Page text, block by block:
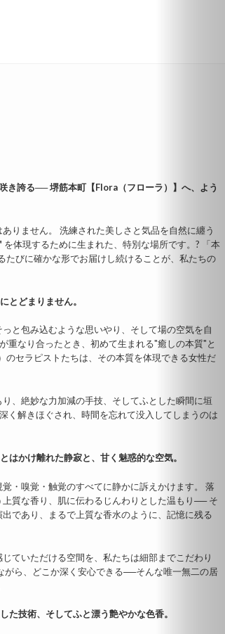
き誇る── 堺筋本町【Flora（フローラ）】へ、よう
りません。 洗練された美しさと気品を自然に纏う
を体現するために生まれた、特別な場所です。? 「本
びに確かな形でお届けし続けることが、私たちの
とどまりません。
と包み込むような思いやり、そして場の空気を自
重なり合ったとき、初めて生まれる"癒しの本質"と
のセラピストたちは、その本質を体現できる女性だ
、絶妙な力加減の手技、そしてふとした瞬間に垣
く解きほぐされ、時間を忘れて没入してしまうのは
はかけ離れた静寂と、甘く魅惑的な空気。
・嗅覚・触覚のすべてに静かに訴えかけます。 落
質な香り、肌に伝わるじんわりとした温もり── そ
であり、まるで上質な香水のように、記憶に残る
ていただける空間を、私たちは細部までこだわり
がら、どこか深く安心できる──そんな唯一無二の居
た技術、そしてふと漂う艶やかな色香。